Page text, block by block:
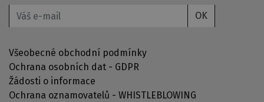
OK
Všeobecné obchodní podmínky
Ochrana osobních dat - GDPR
Žádosti o informace
Ochrana oznamovatelů - WHISTLEBLOWING